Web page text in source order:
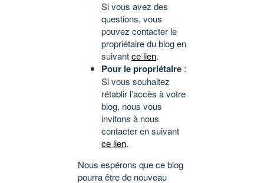
Si vous avez des
questions, vous
pouvez contacter le
propriétaire du blog en
suivantce lien.
Pour le propriétaire :
Si vous souhaitez
rétablir l’accès à votre
blog, nous vous
invitons à nous
contacter en suivant
ce lien.
Nous espérons que ce blog
pourra être de nouveau